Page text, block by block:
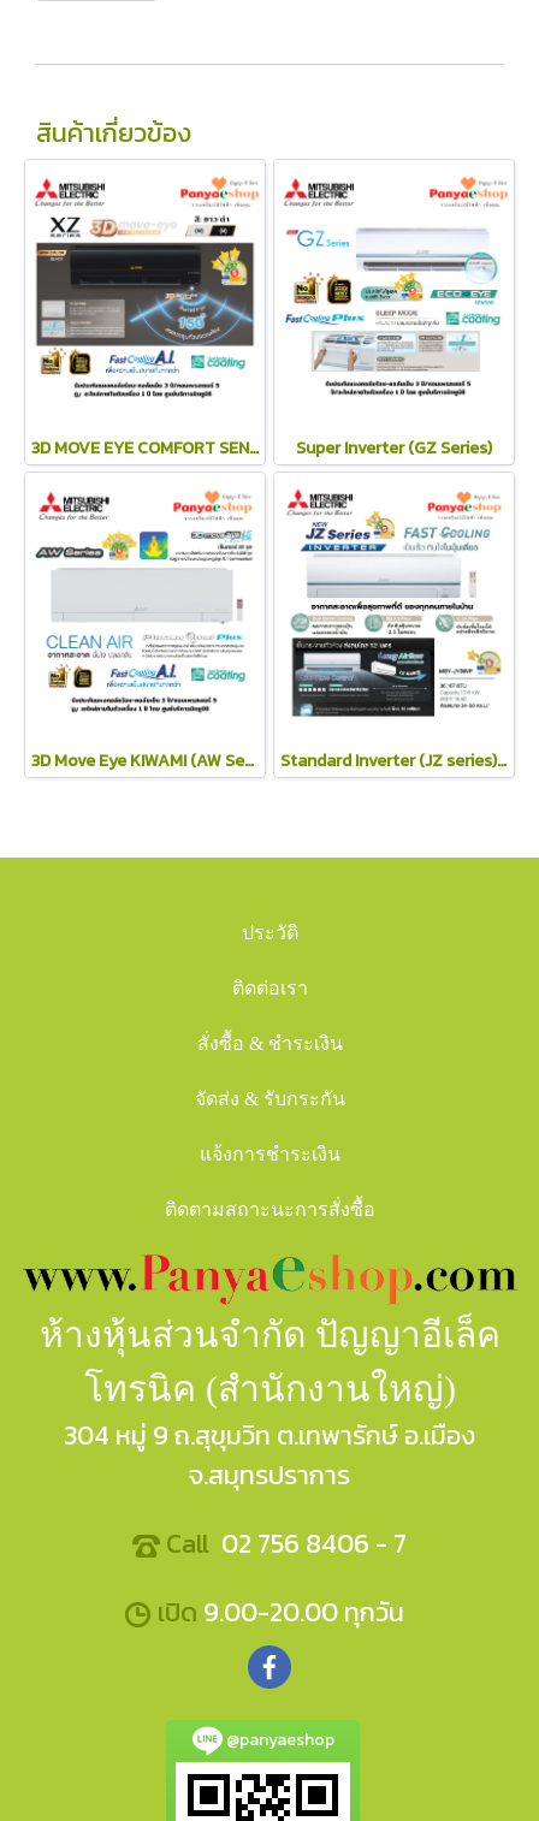
สินค้าเกี่ยวข้อง
3D MOVE EYE COMFORT SENSOR (XZ Series) Super Inverter (GZ Series)
3D Move Eye KIWAMI (AW Series) Standard Inverter (JZ series) 2025
ประวัติ
ติดต่อเรา
สั่งซื้อ & ชำระเงิน
จัดส่ง & รับกระกัน
แจ้งการชำระเงิน
ติดตามสถาะนะการสั่งซื้อ
ห้างหุ้นส่วนจำกัด ปัญญาอีเล็ค
โทรนิค (สำนักงานใหญ่)
304 หมู่ 9 ถ.สุขุมวิท ต.เทพารักษ์ อ.เมือง
จ.สมุทรปราการ
Call 02 756 8406 - 7
เปิด 9.00-20.00 ทุกวัน
@panyaeshop